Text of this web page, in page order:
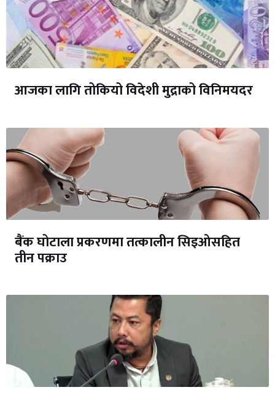
आजका लागि तोकियो विदेशी मुद्राको विनिमयदर
बैंक घोटाला प्रकरणमा तत्कालीन सिइओसहित
तीन पक्राउ